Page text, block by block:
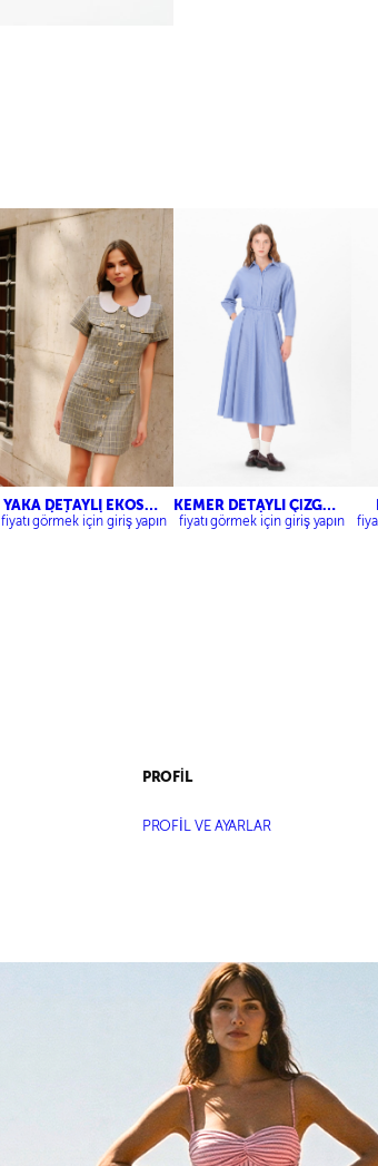
YAKA DETAYLI EKOSE
MİNİ ELBİSE
fiyatı görmek için giriş yapın
KEMER DETAYLI ÇİZGİLİ
ELBİSE
fiyatı görmek için giriş yapın
PROFİL
PROFİL VE AYARLAR